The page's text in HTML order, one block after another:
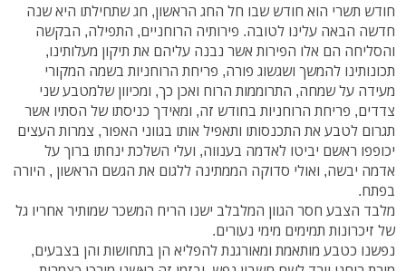
חודש תשרי הוא חודש שבו חל החג הראשון, חג שתחילתו היא שנה
חדשה הבאה עלינו לטובה. פירותיה הרוחניים, התפילה, הבקשה
והסליחה הם אלו הפירות אשר נבנה עליהם את תיקון מעלותינו,
תכונותינו להמשך ושגשוג פורה, פריחת הרוחניות בשמה המקורי
מעידה על שמחה, התרוממות הרוח ואכן כך, ומכיוון שלמטבע שני
צדדים, פריחת הרוחניות בחודש זה, ומאידך כניסתו של הסתיו אשר
תגרום לטבע את התכנסותו ותאפיל אותו בגווני האפור, צמרות העצים
יכופפו ראשם יביטו לאדמה בענווה, ועלי השלכת ינחתו ברוך על
אדמה יבשה, ואולי סדוקה הממתינה ללגום את הגשם הראשון , היורה
בפתח.
מלבד הצבע חסר הגוון המלבלב ישנו הריח המשכר שמותיר אחריו גל
של זיכרונות תמימים מימי נעורים.
נפשנו כטבע מותאמת ומאורגנת להפליא הן בתחושות והן בצבעים,